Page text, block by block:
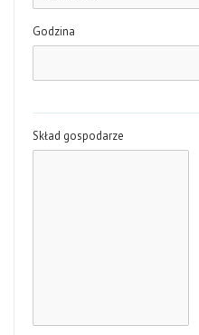
Godzina
Skład gospodarze